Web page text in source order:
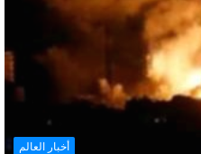
أخبار العالم